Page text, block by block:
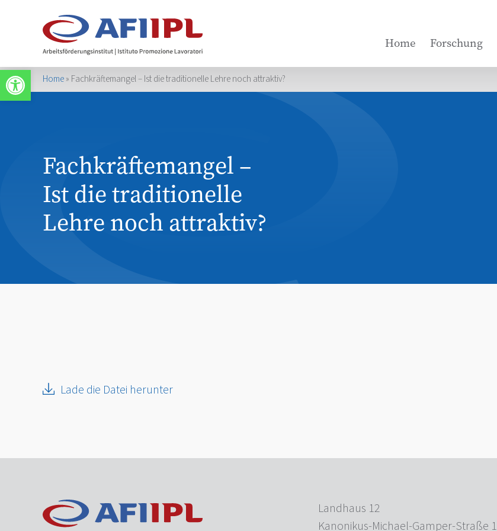
Werkzeugleiste öffnen
Home Forschung
Home» Fachkräftemangel – Ist die traditionelle Lehre noch attraktiv?
Fachkräftemangel –
Ist die traditionelle
Lehre noch attraktiv?
Lade die Datei herunter
Landhaus 12
Kanonikus-Michael-Gamper-Straße 1